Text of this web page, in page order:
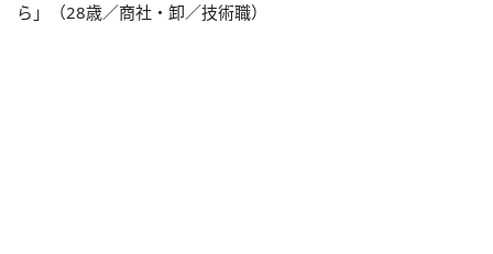
ら」（28歳／商社・卸／技術職）